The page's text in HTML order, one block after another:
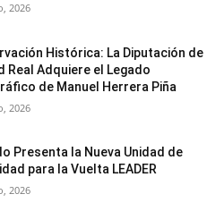
2026
Histórica: La Diputación de
Real Adquiere el Legado
de Manuel Herrera Piña
2026
Presenta la Nueva Unidad de
para la Vuelta LEADER
2026